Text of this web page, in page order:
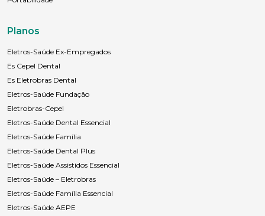
Planos
Eletros-Saúde Ex-Empregados
Es Cepel Dental
Es Eletrobras Dental
Eletros-Saúde Fundação
Eletrobras-Cepel
Eletros-Saúde Dental Essencial
Eletros-Saúde Família
Eletros-Saúde Dental Plus
Eletros-Saúde Assistidos Essencial
Eletros-Saúde – Eletrobras
Eletros-Saúde Família Essencial
Eletros-Saúde AEPE